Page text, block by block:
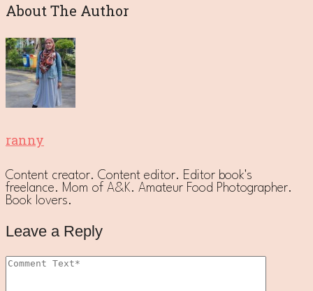
About The Author
ranny
Content creator. Content editor. Editor book's
freelance. Mom of A&K. Amateur Food Photographer.
Book lovers.
Leave a Reply